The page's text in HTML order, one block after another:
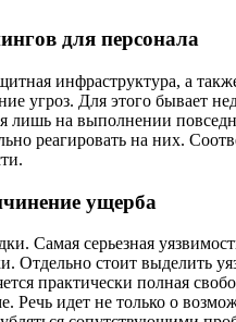
для персонала
инфраструктура, а
угроз. Для этого бывает
лишь на выполнении
реагировать на них.
ущерба
Самая серьезная
Отдельно стоит выделить
практически полная
Речь идет не только о